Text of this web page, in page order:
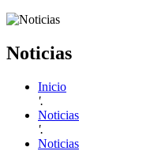
Noticias
Inicio
'.
Noticias
'.
Noticias